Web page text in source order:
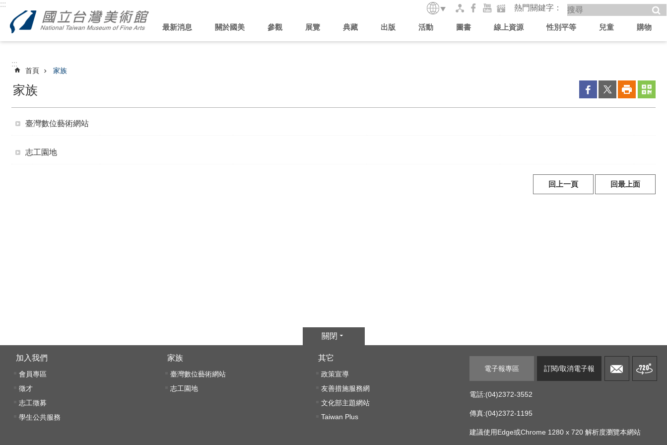
跳到主要內容區塊
::: 熱門關鍵字
最新消息 關於國美 參觀 展覽 典藏 出版 活動 圖書 線上資源 性別平等 兒童 購物
:::
首頁 家族
家族
臺灣數位藝術網站
志工園地
回上一頁 回最上面
關閉
加入我們
會員專區
徵才
志工徵募
學生公共服務
家族
臺灣數位藝術網站
志工園地
其它
政策宣導
友善措施服務網
文化部主題網站
Taiwan Plus
電子報專區 訂閱/取消電子報
電話:(04)2372-3552
傳真:(04)2372-1195
建議使用Edge或Chrome 1280 x 720 解析度瀏覽本網站